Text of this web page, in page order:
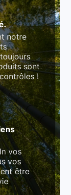
notre
sont
!
vos
vos
être